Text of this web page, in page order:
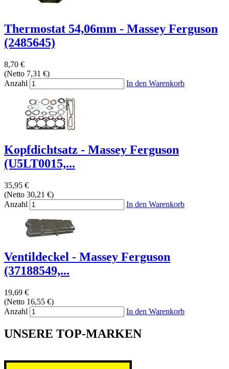
Thermostat 54,06mm - Massey Ferguson
(2485645)
8,70 €
(Netto 7,31 €)
Anzahl
In den Warenkorb
Kopfdichtsatz - Massey Ferguson
(U5LT0015,...
35,95 €
(Netto 30,21 €)
Anzahl
In den Warenkorb
Ventildeckel - Massey Ferguson
(37188549,...
19,69 €
(Netto 16,55 €)
Anzahl
In den Warenkorb
UNSERE TOP-MARKEN